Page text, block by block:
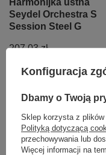
Harmonijka ustna
Seydel Orchestra S
Session Steel G
207,03 zł
+ Dodaj do porównania
Konfiguracja
Dbamy o Twoją
Sklep korzysta z plików
Polityką dotyczącą
przechowywania lub
Więcej informacji na